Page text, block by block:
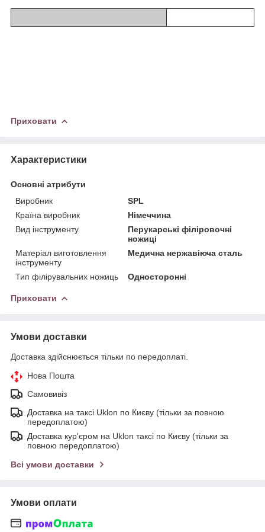
Приховати
Характеристики
Основні атрибути
Виробник
SPL
Країна виробник
Німеччина
Вид інструменту
Перукарські філіровочні
ножиці
Матеріал виготовлення
інструменту
Медична нержавіюча сталь
Тип філірувальних ножиць Односторонні
Приховати
Умови доставки
Доставка здійснюється тільки по передоплаті.
Нова Пошта
Самовивіз
Доставка на таксі Uklon по Києву (тільки за повною
передоплатою)
Доставка кур'єром на Uklon таксі по Києву (тільки за
повною передоплатою)
Всі умови доставки
Умови оплати